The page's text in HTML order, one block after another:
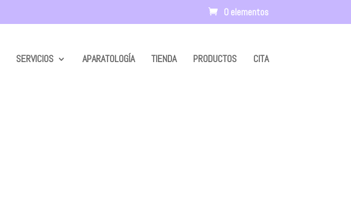
0 elementos
SERVICIOS APARATOLOGÍA TIENDA PRODUCTOS CITA